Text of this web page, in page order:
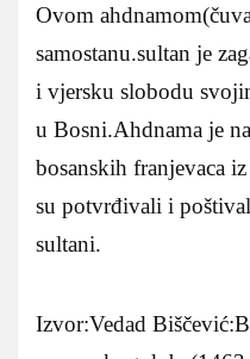
Ovom
samostanu.sultan je
i vjersku slobodu
u Bosni.Ahdnama je
bosanskih franjevaca
su potvrđivali i
sultani.
Izvor:Vedad